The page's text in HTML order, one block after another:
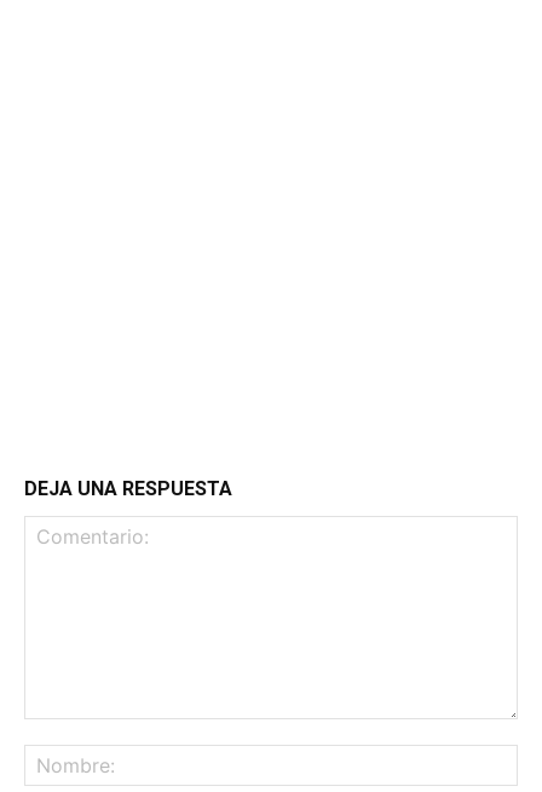
DEJA UNA RESPUESTA